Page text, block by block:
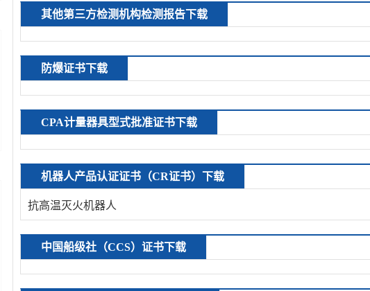
其他第三方检测机构检测报告下载
防爆证书下载
CPA计量器具型式批准证书下载
机器人产品认证证书（CR证书）下载
抗高温灭火机器人
中国船级社（CCS）证书下载